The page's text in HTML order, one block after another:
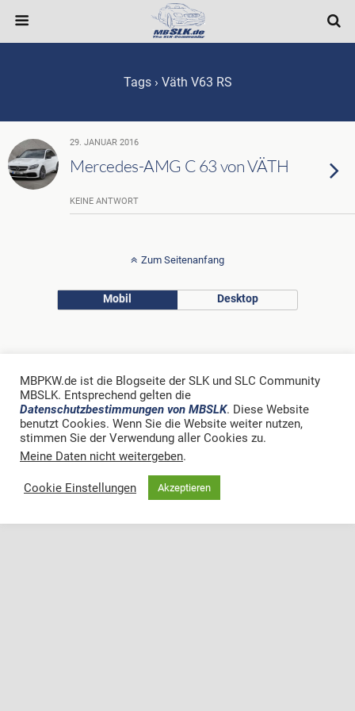
Tags › Väth V63 RS
29. JANUAR 2016
Mercedes-AMG C 63 von VÄTH
KEINE ANTWORT
Zum Seitenanfang
Mobil Desktop
MBPKW.de ist die Blogseite der SLK und SLC Community
MBSLK. Entsprechend gelten die
Datenschutzbestimmungen von MBSLK. Diese Website
benutzt Cookies. Wenn Sie die Website weiter nutzen,
stimmen Sie der Verwendung aller Cookies zu.
Meine Daten nicht weitergeben.
Cookie Einstellungen Akzeptieren